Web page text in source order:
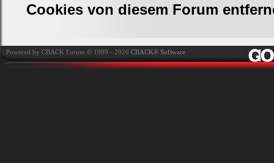
Cookies von diesem Forum
Powered by CBACK Forum © 1999 - 2026CBACK® Software